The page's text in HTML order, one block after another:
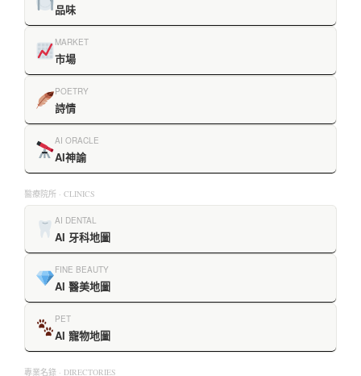
品味
MARKET
市場
POETRY
詩情
AI ORACLE
AI神諭
醫療院所 · CLINICS
AI DENTAL
AI 牙科地圖
FINE BEAUTY
AI 醫美地圖
PET
AI 寵物地圖
專業名錄 · DIRECTORIES